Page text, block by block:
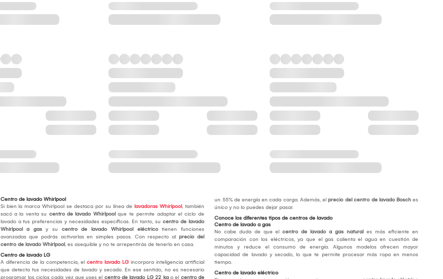
Centro de lavado Whirlpool
Si bien la marca Whirlpool se destaca por su línea delavadoras Whirlpool, también
sacó a la venta su centro de lavado Whirlpool que te permite adaptar el ciclo de
lavado a tus preferencias y necesidades específicas. En tanto, su centro de lavado
Whirlpool a gasy su centro de lavado Whirlpool eléctricotienen funciones
avanzadas que podrás activarlas en simples pasos. Con respecto al precio del
centro de lavado Whirlpool, es asequible y no te arrepentirás de tenerlo en casa.
Centro de lavado LG
A diferencia de la competencia, el centro lavado LGincorpora inteligencia artificial
que detecta tus necesidades de lavado y secado. En ese sentido, no es necesario
programar los ciclos cada vez que uses el centro de lavado LG 22 kgo el centro de
un 55% de energía en cada carga. Además, elprecio del centro de lavado Bosch es
único y no lo puedes dejar pasar.
Conoce los diferentes tipos de centros de lavado
Centro de lavado a gas
No cabe duda de que elcentro de lavado a gas natural
es más eficiente en
comparación con los eléctricos, ya que el gas calienta el agua en cuestión de
minutos y reduce el consumo de energía. Algunos modelos ofrecen mayor
capacidad de lavado y secado, lo que te permite procesar más ropa en menos
tiempo.
Centro de lavado eléctrico